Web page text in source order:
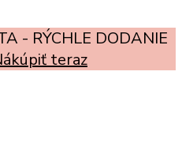
- RÝCHLE DODANIE
teraz